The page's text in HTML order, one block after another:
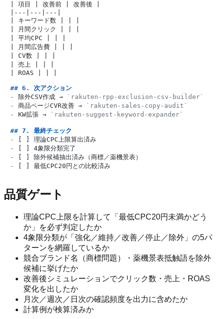
| 項目 | 改善前 | 改善後 |
|---|---|---|
| キーワード数 | | |
| 月間クリック | | |
| 平均CPC | | |
| 月間広告費 | | |
| CV数 | | |
| 売上 | | |
| ROAS | | |
## 6. 次アクション
-
除外CSV作成 →
`rakuten-rpp-exclusion-csv-builder`
-
商品ページCVR改善 →
`rakuten-sales-copy-audit`
-
KW拡張 → `rakuten-suggest-keyword-expander`
## 7. 最終チェック
-
-
-
-
品質ゲート
理論CPC上限を計算して「最低CPC20円未満かどう
か」を必ず判定したか
4象限分類が「強化／維持／改善／停止／除外」の5パ
ターンを網羅しているか
競合ブランド名（商標問題）・薬機景表抵触語を除外
候補に挙げたか
改善後シミュレーションでクリック数・売上・ROAS
変化を出したか
月次／週次／日次の確認頻度を出力に含めたか
計算例が検算済みか